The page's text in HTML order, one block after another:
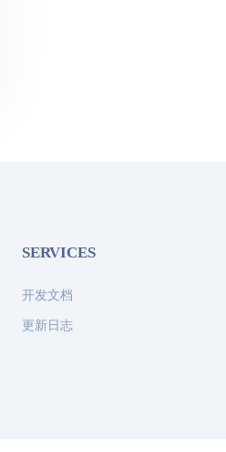
SERVICES
开发文档
更新日志